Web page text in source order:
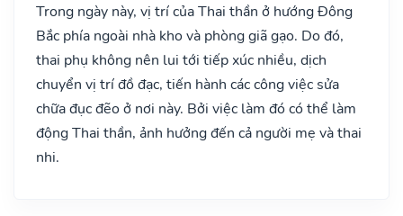
Trong ngày này, vị trí của Thai thần ở hướng Đông
Bắc phía ngoài nhà kho và phòng giã gạo. Do đó,
thai phụ không nên lui tới tiếp xúc nhiều, dịch
chuyển vị trí đồ đạc, tiến hành các công việc sửa
chữa đục đẽo ở nơi này. Bởi việc làm đó có thể làm
động Thai thần, ảnh hưởng đến cả người mẹ và thai
nhi.